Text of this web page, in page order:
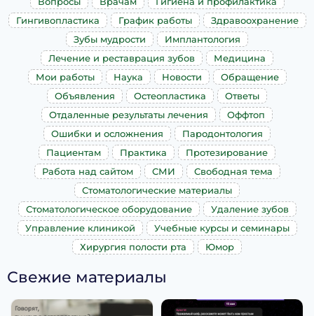
Гингивопластика
График работы
Здравоохранение
Зубы мудрости
Имплантология
Лечение и реставрация зубов
Медицина
Мои работы
Наука Новости
Обращение
Объявления
Остеопластика
Ответы
Отдаленные результаты лечения
Оффтоп
Ошибки и осложнения
Пародонтология
Пациентам
Практика
Протезирование
Работа над сайтом
СМИ
Свободная тема
Стоматологические материалы
Стоматологическое оборудование
Удаление зубов
Управление клиникой
Учебные курсы и семинары
Хирургия полости рта
Юмор
Свежие материалы